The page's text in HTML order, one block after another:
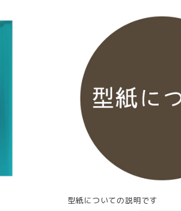
型紙についての説明です